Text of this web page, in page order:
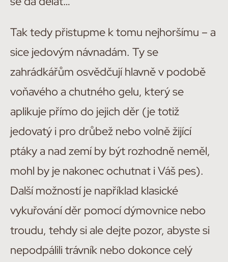
Tak tedy přistupme k tomu nejhoršímu – a
sice jedovým návnadám. Ty se
zahrádkářům osvědčují hlavně v podobě
voňavého a chutného gelu, který se
aplikuje přímo do jejich děr (je totiž
jedovatý i pro drůbež nebo volně žijící
ptáky a nad zemí by být rozhodně neměl,
mohl by je nakonec ochutnat i Váš pes).
Další možností je například klasické
vykuřování děr pomocí dýmovnice nebo
troudu, tehdy si ale dejte pozor, abyste si
nepodpálili trávník nebo dokonce celý